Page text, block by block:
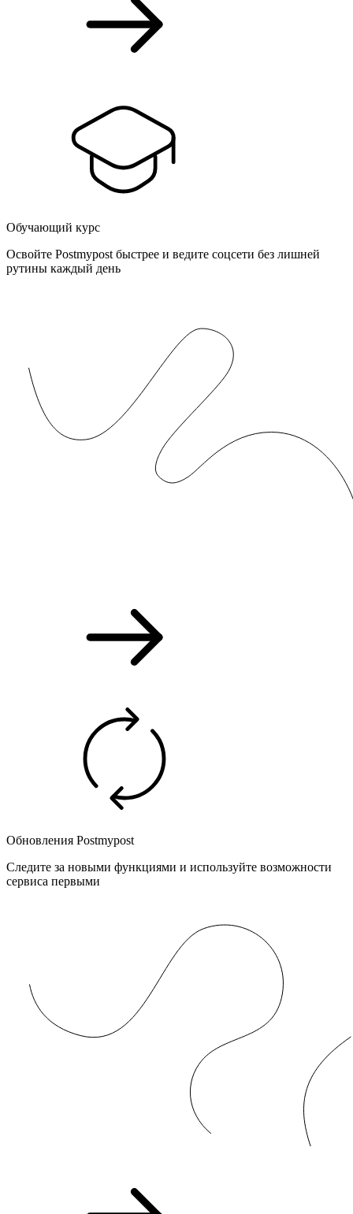
Обучающий курс
Освойте Postmypost быстрее и ведите соцсети без лишней
рутины каждый день
Обновления Postmypost
Следите за новыми функциями и используйте возможности
сервиса первыми